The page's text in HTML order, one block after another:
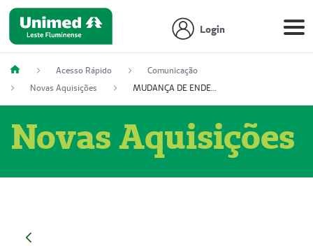
Login
Acesso Rápido
Comunicação
Novas Aquisições
MUDANÇA DE ENDEREÇO - DIAGITAB SERVIÇOS MÉDICOS LTDA (54003267-5)
Novas Aquisições